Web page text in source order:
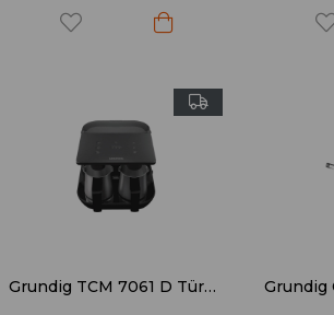
Grundig TCM 7061 D Türk Kahvesi Makinesi